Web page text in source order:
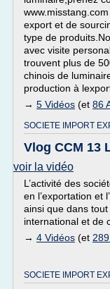
export et de
type de
avec visite
trouvent plus de
chinois de
production à
→ 5 Vidéos (et 86
SOCIETE IMPORT
Vlog CCM 13
voir la vidéo
L’activité des
en l’exportation et
ainsi que dans
international et de
→ 4 Vidéos (et
SOCIETE IMPORT